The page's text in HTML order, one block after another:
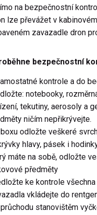
na bezpečnostní
lze převážet v
zavazadle dron
bezpečnostní
kontrole a do
notebooky,
tekutiny, aerosoly a
ničím nepřikrývejte.
odložte veškeré
hlavy, pásek i
máte na sobě, odložte
předměty
ke kontrole
vkládejte do
stanovištěm